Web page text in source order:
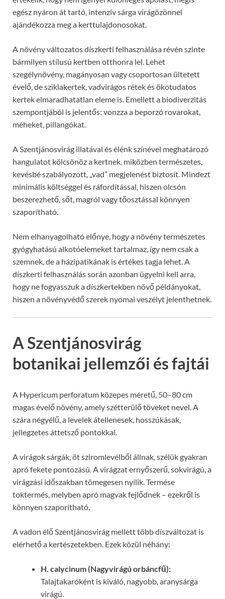
egész nyáron át tartó, intenzív sárga virágözönnel
ajándékozza meg a kerttulajdonosokat.
A növény változatos díszkerti felhasználása révén szinte
bármilyen stílusú kertben otthonra lel. Lehet
szegélynövény, magányosan vagy csoportosan ültetett
évelő, de sziklakertek, vadvirágos rétek és ökotudatos
kertek elmaradhatatlan eleme is. Emellett a biodiverzitás
szempontjából is jelentős: vonzza a beporzó rovarokat,
méheket, pillangókat.
A Szentjánosvirág illatával és élénk színével meghatározó
hangulatot kölcsönöz a kertnek, miközben természetes,
kevésbé szabályozott, „vad” megjelenést biztosít. Mindezt
minimális költséggel és ráfordítással, hiszen olcsón
beszerezhető, sőt, magról vagy tőosztással könnyen
szaporítható.
Nem elhanyagolható előnye, hogy a növény természetes
gyógyhatású alkotóelemeket tartalmaz, így nem csak a
szemnek, de a házipatikának is értékes tagja lehet. A
díszkerti felhasználás során azonban ügyelni kell arra,
hogy ne fogyasszuk a díszkertekben növő példányokat,
hiszen a növényvédő szerek nyomai veszélyt jelenthetnek.
A Szentjánosvirág
botanikai jellemzői és fajtái
A Hypericum perforatum közepes méretű, 50–80 cm
magas évelő növény, amely szétterülő töveket nevel. A
szára négyélű, a levelek átellenesek, hosszúkásak,
jellegzetes áttetsző pontokkal.
A virágok sárgák, öt sziromlevélből állnak, szélük gyakran
apró fekete pontozású. A virágzat ernyőszerű, sokvirágú, a
virágzási időszakban tömegesen nyílik. Termése
toktermés, melyben apró magvak fejlődnek – ezekről is
könnyen szaporítható.
A vadon élő Szentjánosvirág mellett több díszváltozat is
elérhető a kertészetekben. Ezek közül néhány:
H. calycinum (Nagyvirágú orbáncfű):
Talajtakaróként is kiváló, nagyobb, aranysárga
virágú.